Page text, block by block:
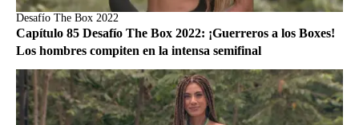
Desafío The Box 2022
Capítulo 85 Desafío The Box 2022: ¡Guerreros a los Boxes!
Los hombres compiten en la intensa semifinal